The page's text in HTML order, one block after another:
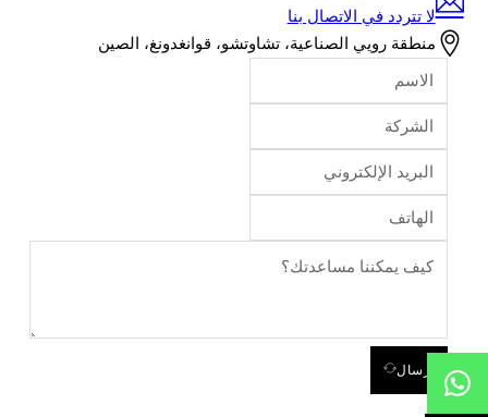
لا تتردد في الاتصال بنا
منطقة رويي الصناعية، تشاوتشو، قوانغدونغ، الصين
إرسال